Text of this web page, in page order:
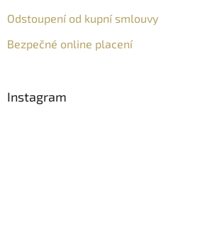
Odstoupení od kupní smlouvy
Bezpečné online placení
Instagram